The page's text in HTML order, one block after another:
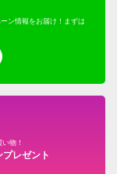
ン情報をお届け！まずは
物！
レゼント